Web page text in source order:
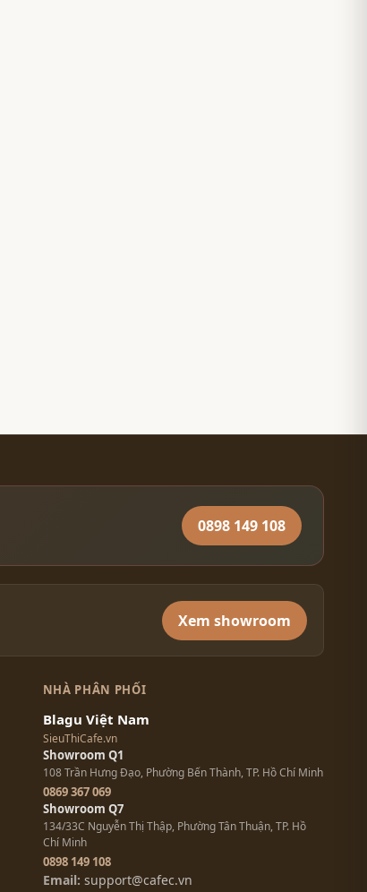
0898 149 108
Xem showroom
NHÀ PHÂN PHỐI
Blagu Việt Nam
SieuThiCafe.vn
Showroom Q1
108 Trần Hưng Đạo, Phường Bến Thành, TP. Hồ Chí Minh
0869 367 069
Showroom Q7
134/33C Nguyễn Thị Thập, Phường Tân Thuận, TP. Hồ
Chí Minh
0898 149 108
Email: support@cafec.vn